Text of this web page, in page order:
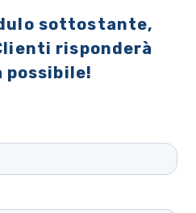
sottostante,
risponderà
possibile!